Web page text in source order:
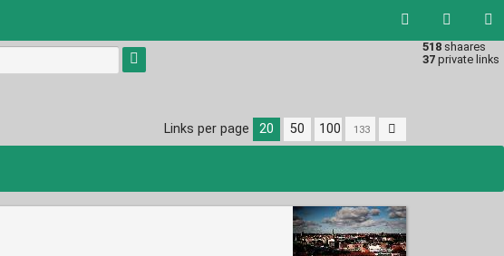
518 shaares
37 private links
Type 1 or
more
results.
Links per page 20 50 100